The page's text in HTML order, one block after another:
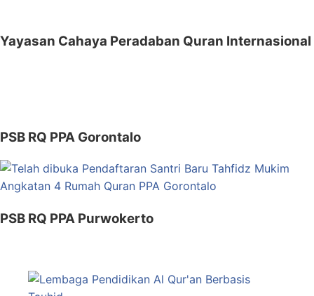
Yayasan Cahaya Peradaban Quran Internasional
PSB RQ PPA Gorontalo
PSB RQ PPA Purwokerto